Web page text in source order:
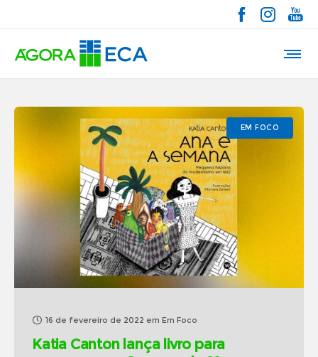
EM FOCO
16 de fevereiro de 2022 em Em Foco
Katia Canton lança livro para